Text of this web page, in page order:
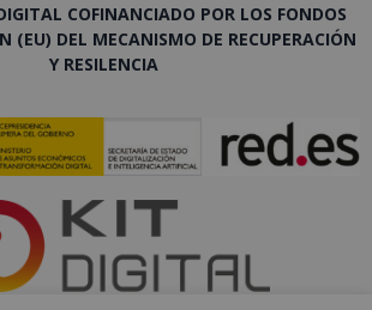
COFINANCIADO POR LOS FONDOS
(EU) DEL MECANISMO DE RECUPERACIÓN
Y RESILENCIA